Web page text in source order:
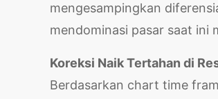
mengesampingkan
mendominasi pasar saat ini
Koreksi Naik Tertahan di
Berdasarkan chart time